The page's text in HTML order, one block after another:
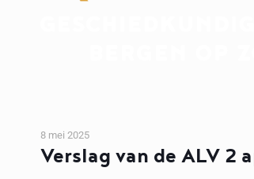
Verslag van de ALV 2
8 mei 2025